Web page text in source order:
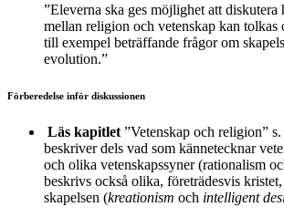
”Eleverna ska ges möjlighet att diskutera
mellan religion och vetenskap kan tolkas
till exempel beträffande frågor om
evolution.”
Förberedelse inför diskussionen
Läs kapitlet ”Vetenskap och religion”
beskriver dels vad som kännetecknar
och olika vetenskapssyner (rationalism
beskrivs också olika, företrädesvis
skapelsen (kreationism och intelligent